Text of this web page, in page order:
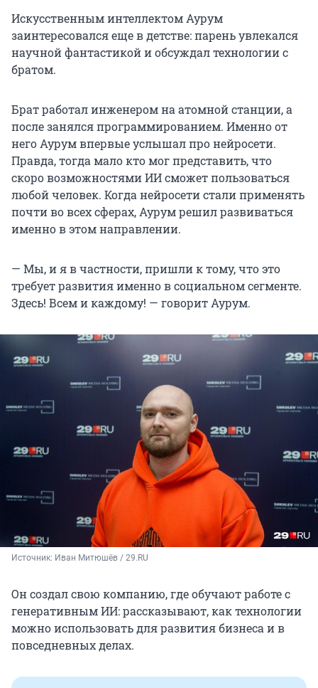
Искусственным интеллектом Аурум
заинтересовался еще в детстве: парень увлекался
научной фантастикой и обсуждал технологии с
братом.
Брат работал инженером на атомной станции, а
после занялся программированием. Именно от
него Аурум впервые услышал про нейросети.
Правда, тогда мало кто мог представить, что
скоро возможностями ИИ сможет пользоваться
любой человек. Когда нейросети стали применять
почти во всех сферах, Аурум решил развиваться
именно в этом направлении.
— Мы, и я в частности, пришли к тому, что это
требует развития именно в социальном сегменте.
Здесь! Всем и каждому! — говорит Аурум.
Источник: Иван Митюшёв / 29.RU
Он создал свою компанию, где обучают работе с
генеративным ИИ: рассказывают, как технологии
можно использовать для развития бизнеса и в
повседневных делах.